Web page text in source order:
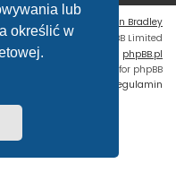
lub
określić w
Flat Style by
Ian Bradley
® Forum Software © phpBB Limited
językowy dostarcza phpBB.pl
extension for phpBB
Regulamin